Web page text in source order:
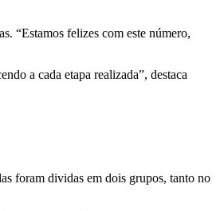
“Estamos felizes com este número,
a cada etapa realizada”, destaca
foram dividas em dois grupos, tanto no